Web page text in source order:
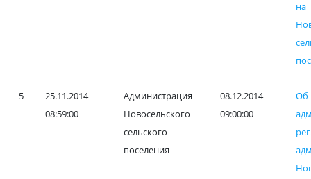
5
25.11.2014
08:59:00
Администрация
Новосельского
сельского
поселения
08.12.2014
09:00:00
Об